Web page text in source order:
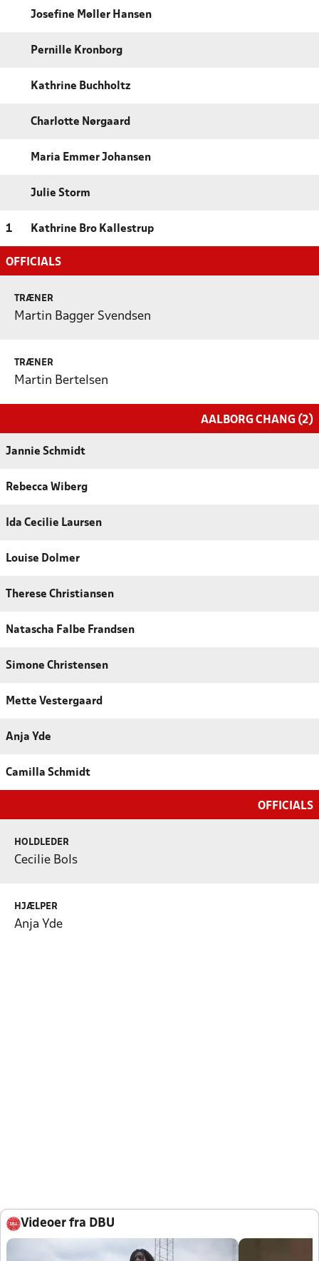
Josefine Møller Hansen
Pernille Kronborg
Kathrine Buchholtz
Charlotte Nørgaard
Maria Emmer Johansen
Julie Storm
1 Kathrine Bro Kallestrup
OFFICIALS
TRÆNER
Martin Bagger Svendsen
TRÆNER
Martin Bertelsen
AALBORG CHANG (2)
Jannie Schmidt
Rebecca Wiberg
Ida Cecilie Laursen
Louise Dolmer
Therese Christiansen
Natascha Falbe Frandsen
Simone Christensen
Mette Vestergaard
Anja Yde
Camilla Schmidt
OFFICIALS
HOLDLEDER
Cecilie Bols
HJÆLPER
Anja Yde
Videoer fra DBU